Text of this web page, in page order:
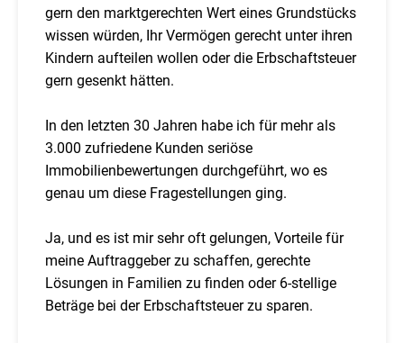
gern den marktgerechten Wert eines Grundstücks
wissen würden, Ihr Vermögen gerecht unter ihren
Kindern aufteilen wollen oder die Erbschaftsteuer
gern gesenkt hätten.
In den letzten 30 Jahren habe ich für mehr als
3.000 zufriedene Kunden seriöse
Immobilienbewertungen durchgeführt, wo es
genau um diese Fragestellungen ging.
Ja, und es ist mir sehr oft gelungen, Vorteile für
meine Auftraggeber zu schaffen, gerechte
Lösungen in Familien zu finden oder 6-stellige
Beträge bei der Erbschaftsteuer zu sparen.